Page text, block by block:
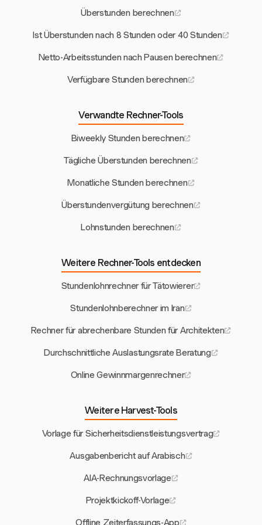
Überstunden berechnen
Ist Überstunden nach 8 Stunden oder 40 Stunden
Netto-Arbeitsstunden nach Pausen berechnen
Verfügbare Stunden berechnen
Verwandte Rechner-Tools
Biweekly Stunden berechnen
Tägliche Überstunden berechnen
Monatliche Stunden berechnen
Überstundenvergütung berechnen
Lohnstunden berechnen
Weitere Rechner-Tools entdecken
Stundenlohnrechner für Tätowierer
Stundenlohnberechner im Iran
Rechner für abrechenbare Stunden für Architekten
Durchschnittliche Auslastungsrate Beratung
Online Gewinnmargenrechner
Weitere Harvest-Tools
Vorlage für Sicherheitsdienstleistungsvertrag
Ausgabenbericht auf Arabisch
AIA-Rechnungsvorlage
Projektkickoff-Vorlage
Offline Zeiterfassungs-App